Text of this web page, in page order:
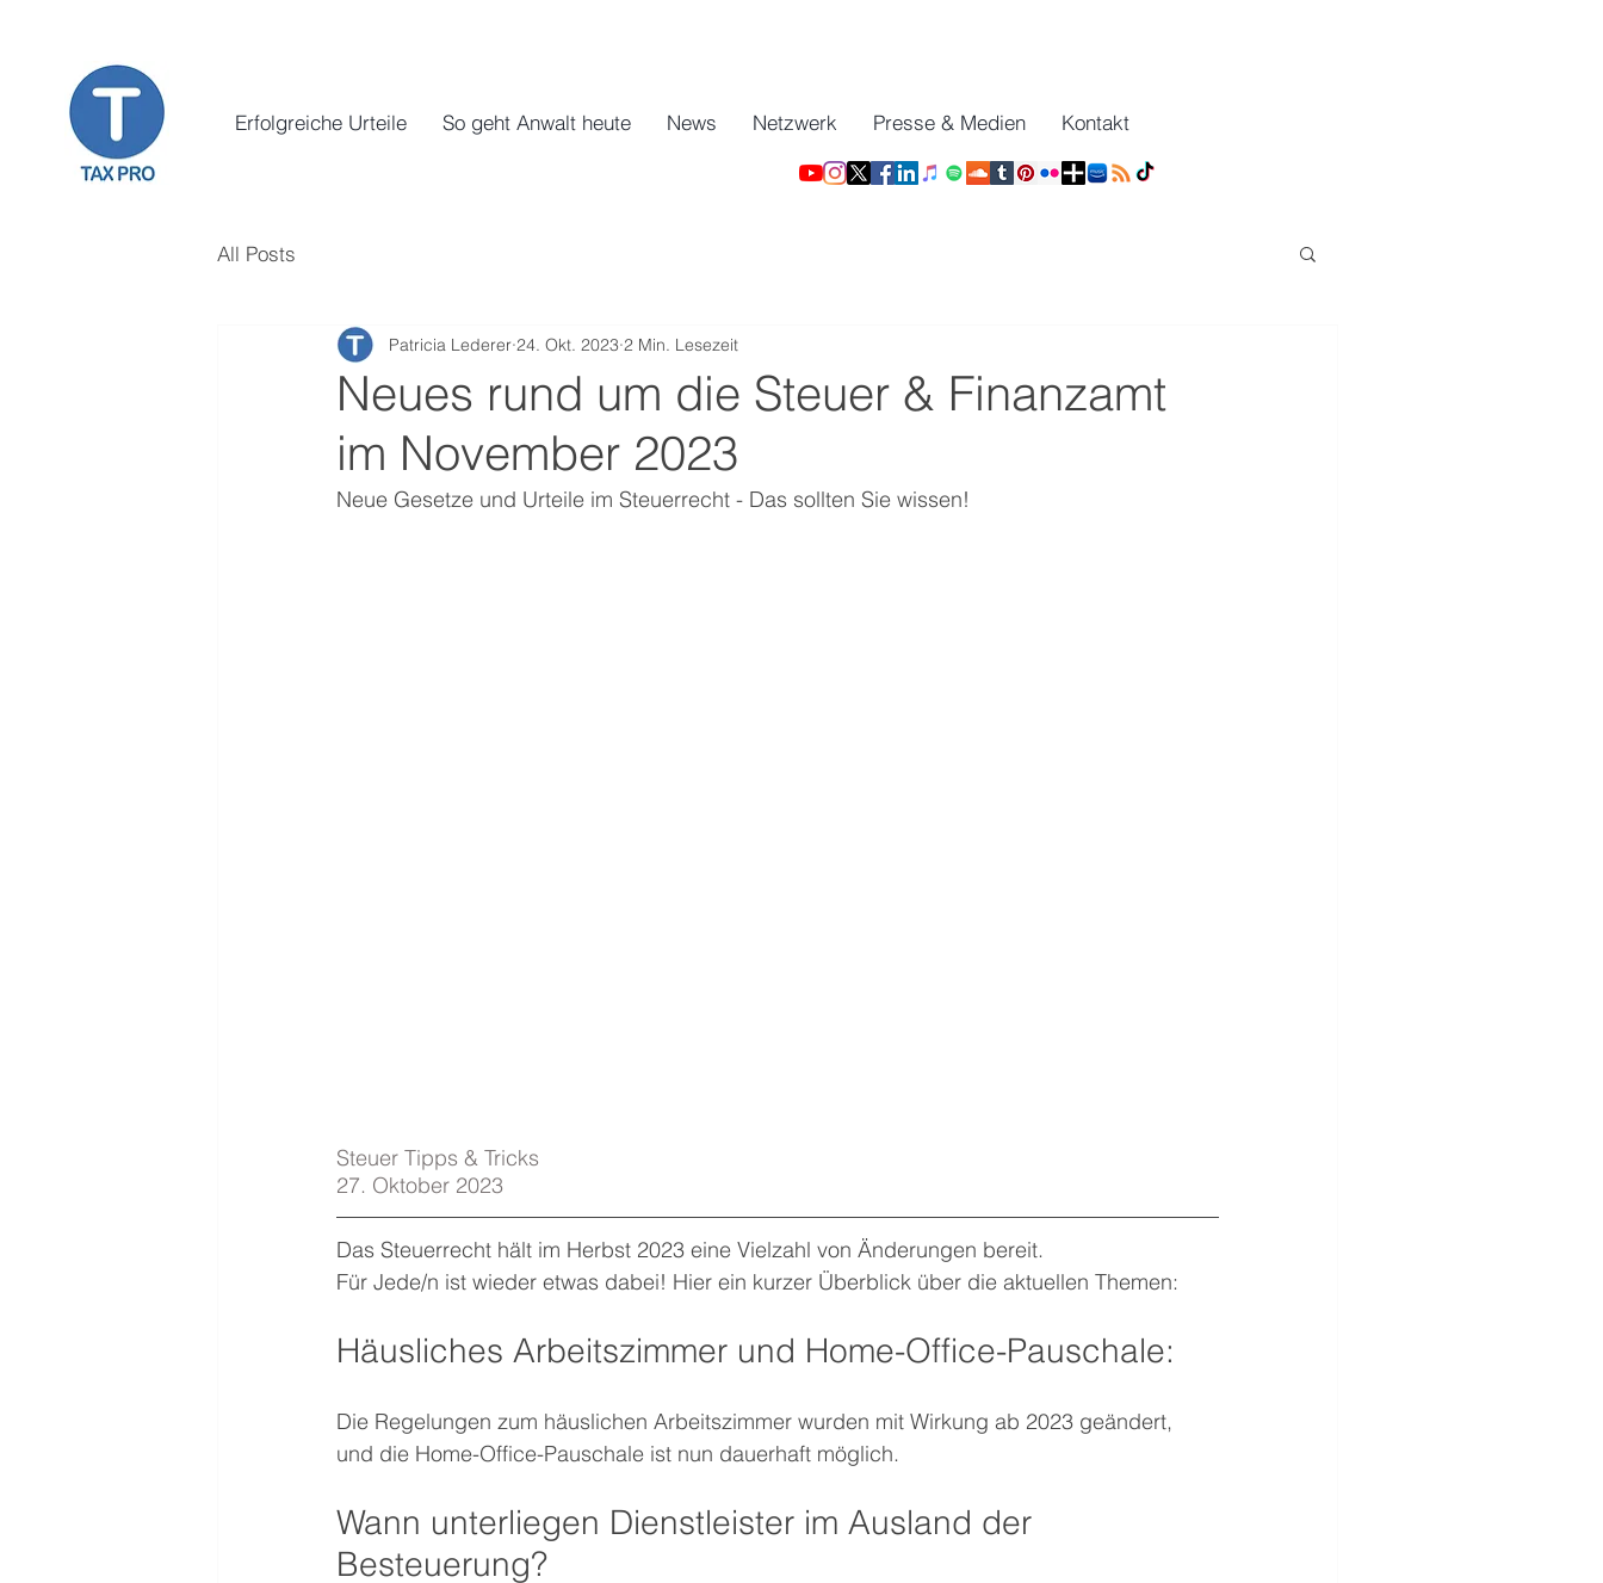
Erfolgreiche Urteile So geht Anwalt heute News Netzwerk Presse & Medien Kontakt
All Posts
Neues rund um die Steuer & Finanzamt
im November 2023
Patricia Lederer 24. Okt. 2023 2 Min. Lesezeit
Neue Gesetze und Urteile im Steuerrecht - Das sollten Sie wissen!
Steuer Tipps & Tricks
27. Oktober 2023
Das Steuerrecht hält im Herbst 2023 eine Vielzahl von Änderungen bereit.
Für Jede/n ist wieder etwas dabei! Hier ein kurzer Überblick über die aktuellen Themen:
Häusliches Arbeitszimmer und Home-Office-Pauschale:
Die Regelungen zum häuslichen Arbeitszimmer wurden mit Wirkung ab 2023 geändert,
und die Home-Office-Pauschale ist nun dauerhaft möglich.
Wann unterliegen Dienstleister im Ausland der
Besteuerung?